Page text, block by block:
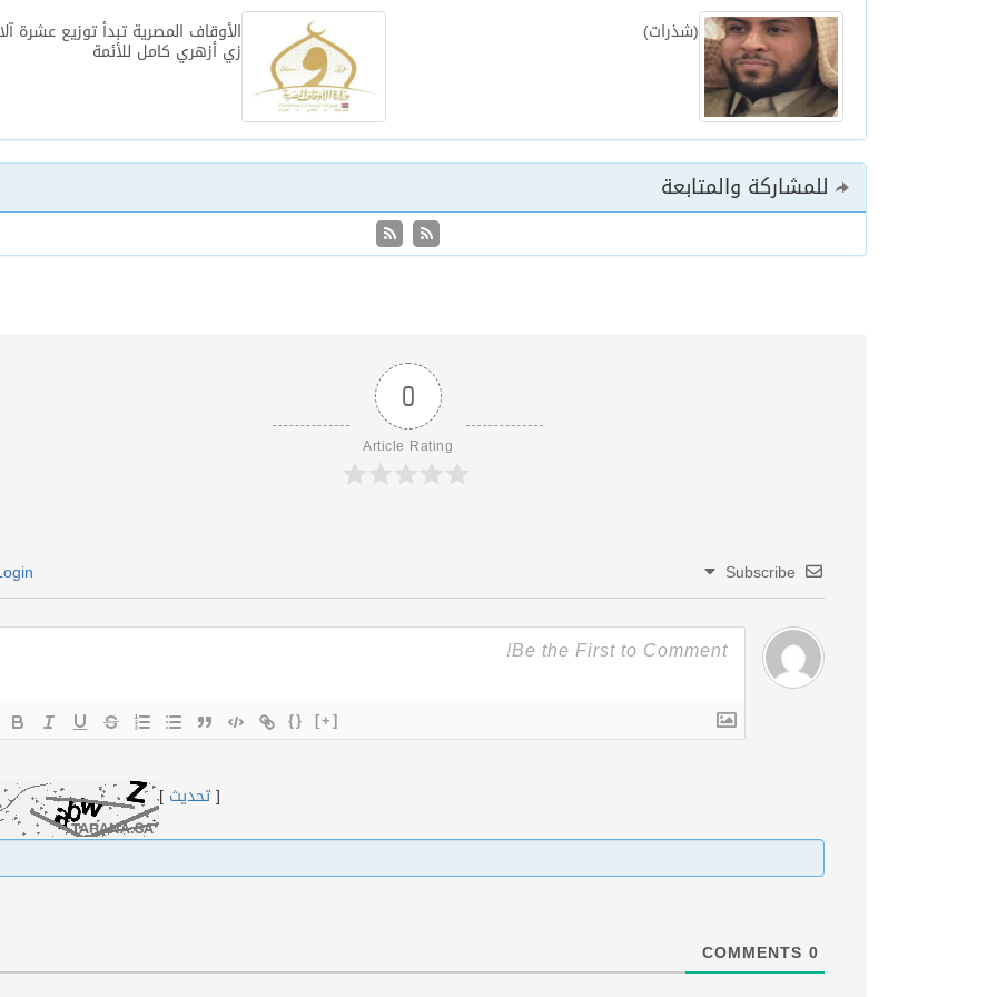
الأوقاف المصرية تبدأ توزيع عشرة
زي أزهري كامل للأئمة
(شذرات)
للمشاركة والمتابعة
0
Article Rating
Subscribe
{} [+]
[تحديث ]
0